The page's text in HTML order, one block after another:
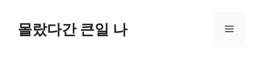
몰랐다간 큰일 나 메